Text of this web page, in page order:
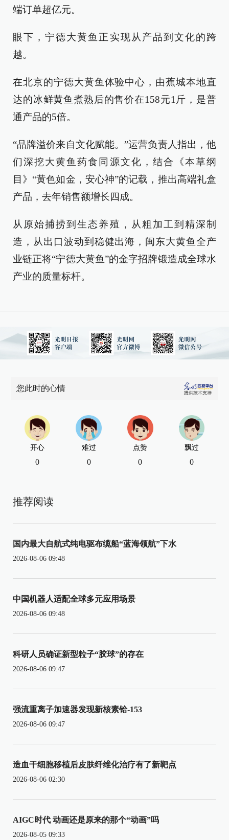
端订单超亿元。
眼下，宁德大黄鱼正实现从产品到文化的跨
越。
在北京的宁德大黄鱼体验中心，由蕉城本地直
达的冰鲜黄鱼煮熟后的售价在158元1斤，是普
通产品的5倍。
“品牌溢价来自文化赋能。”运营负责人指出，他
们深挖大黄鱼药食同源文化，结合《本草纲
目》“黄色如金，安心神”的记载，推出高端礼盒
产品，去年销售额增长四成。
从原始捕捞到生态养殖，从粗加工到精深制
造，从出口波动到稳健出海，闽东大黄鱼全产
业链正将“宁德大黄鱼”的金字招牌锻造成全球水
产业的质量标杆。
您此时的心情
开心
0
难过
0
点赞
0
飘过
0
推荐阅读
国内最大自航式纯电驱布缆船“蓝海领航”下水
2026-08-06 09:48
中国机器人适配全球多元应用场景
2026-08-06 09:48
科研人员确证新型粒子“胶球”的存在
2026-08-06 09:47
强流重离子加速器发现新核素铪-153
2026-08-06 09:47
造血干细胞移植后皮肤纤维化治疗有了新靶点
2026-08-06 02:30
AIGC时代 动画还是原来的那个“动画”吗
2026-08-05 09:33